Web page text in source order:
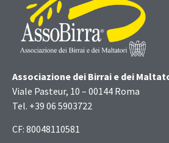
Associazione dei Birrai e dei
Viale Pasteur, 10 – 00144 Roma
Tel. +39 06 5903722
CF: 80048110581